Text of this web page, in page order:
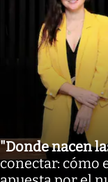
"Donde nacen
conectar: cómo